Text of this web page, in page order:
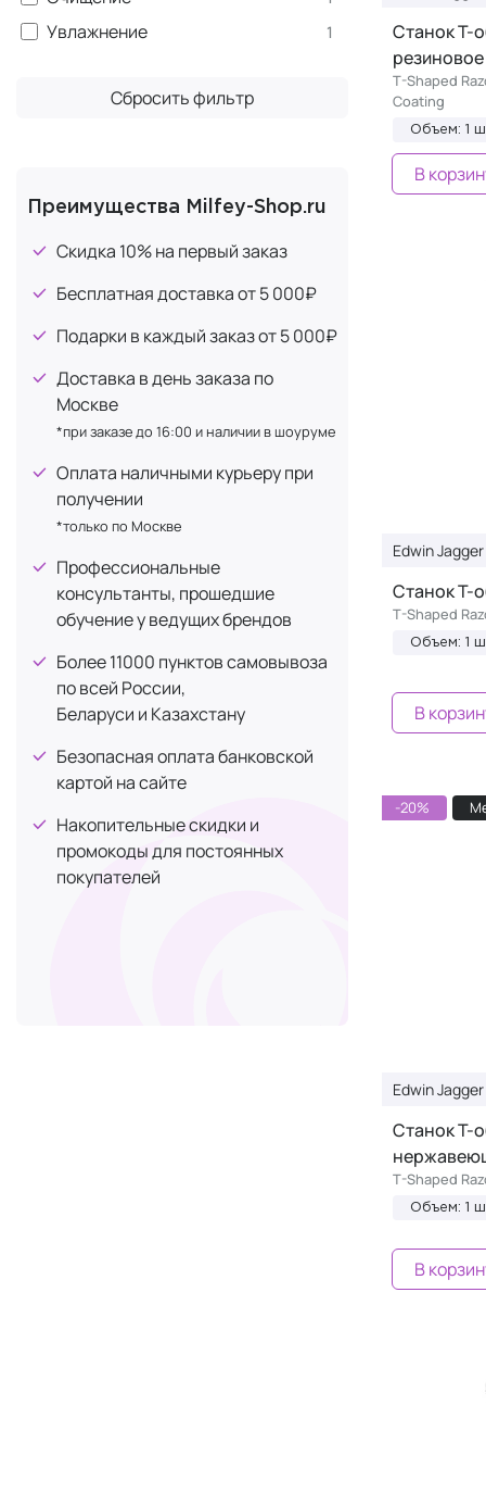
L'OCCITANE +1
MERKUR Solingen
PHYTOMER +1
REBEL BARBER
Thalgo
WAVE +1
Увлажнение 1
Сбросить фильтр
Преимущества Milfey-Shop.ru
Скидка 10% на первый заказ
Бесплатная доставка от 5 000₽
Подарки в каждый заказ от 5 000₽
Доставка в день заказа по
Москве
*при заказе до 16:00 и наличии в шоуруме
Оплата наличными курьеру при
получении
*только по Москве
Профессиональные
консультанты, прошедшие
обучение у ведущих брендов
Более 11000 пунктов самовывоза
по всей России,
Беларуси и Казахстану
Безопасная оплата банковской
картой на сайте
Накопительные скидки и
промокоды для постоянных
покупателей
Станок Т-
T-Shaped
Coating
Объем: 1
В
Edwin Jagger
Станок Т-
T-Shaped
Объем: 1
В
-20%
Edwin Jagger
Станок Т-
T-Shaped
Объем: 1
В